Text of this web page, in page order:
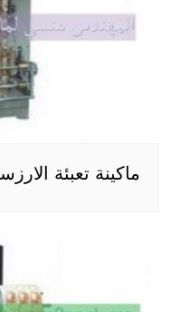
ماكينة تعبئة